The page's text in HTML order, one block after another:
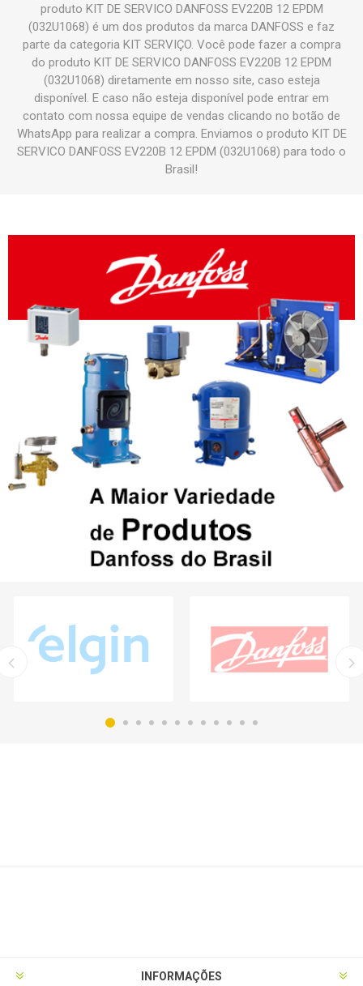
produto KIT DE SERVICO DANFOSS EV220B 12 EPDM
(032U1068) é um dos produtos da marca DANFOSS e faz
parte da categoria KIT SERVIÇO. Você pode fazer a compra
do produto KIT DE SERVICO DANFOSS EV220B 12 EPDM
(032U1068) diretamente em nosso site, caso esteja
disponível. E caso não esteja disponível pode entrar em
contato com nossa equipe de vendas clicando no botão de
WhatsApp para realizar a compra. Enviamos o produto KIT DE
SERVICO DANFOSS EV220B 12 EPDM (032U1068) para todo o
Brasil!
INFORMAÇÕES